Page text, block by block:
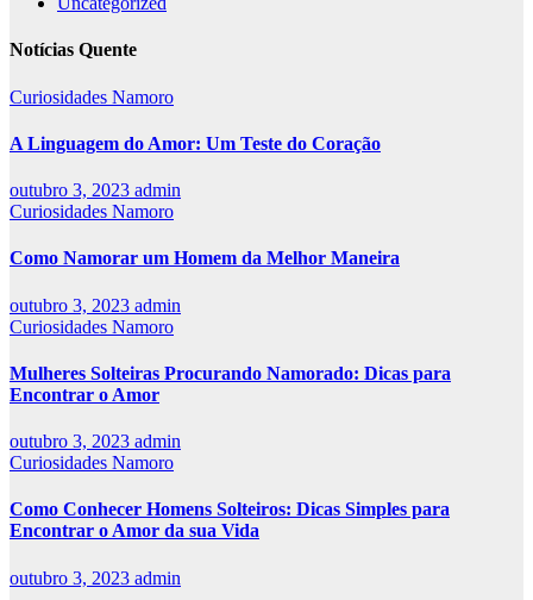
Notícias Quente
Curiosidades Namoro
A Linguagem do Amor: Um Teste do Coração
outubro 3, 2023 admin
Curiosidades Namoro
Como Namorar um Homem da Melhor Maneira
outubro 3, 2023 admin
Curiosidades Namoro
Mulheres Solteiras Procurando Namorado: Dicas para
Encontrar o Amor
outubro 3, 2023 admin
Curiosidades Namoro
Como Conhecer Homens Solteiros: Dicas Simples para
Encontrar o Amor da sua Vida
outubro 3, 2023 admin